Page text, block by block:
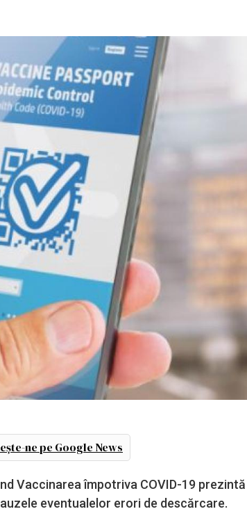
ne pe Google News
Vaccinarea împotriva COVID-19
eventualelor erori de descărcare.